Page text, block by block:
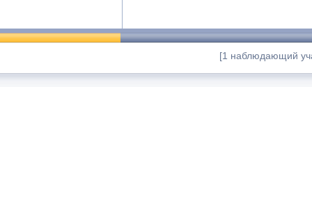
[1 наблюдающий